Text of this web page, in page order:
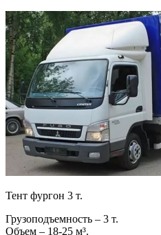
Тент фургон 3 т.
Грузоподъемность – 3 т.
Объем – 18-25 м³.